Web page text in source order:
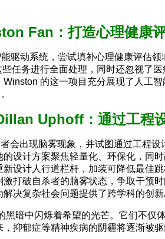
Fan：打造心理健康
驱动系统，尝试填补心理健康评估
任务进行全面处理，同时还忽视了
的这一项目充分展现了人工
Uphoff：通过工程
会出现脑雾现象，并试图通过工程
设计方案聚焦轻量化、环保化，同
设计人行道栏杆，加装可降低最佳
打破自杀者的脑雾状态，争取干
决复杂社会问题提供了跨学科的创
暗中闪烁着希望的光芒。它们不
抑郁症等精神疾病的阴霾将逐渐被